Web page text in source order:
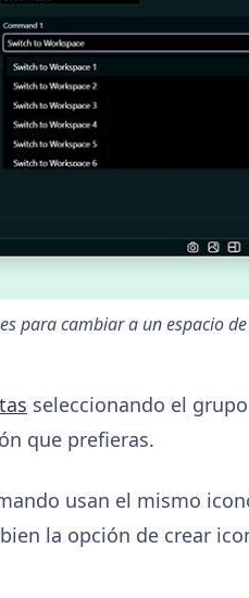
para cambiar a un espacio
seleccionando el
que prefieras.
usan el mismo
la opción de crear